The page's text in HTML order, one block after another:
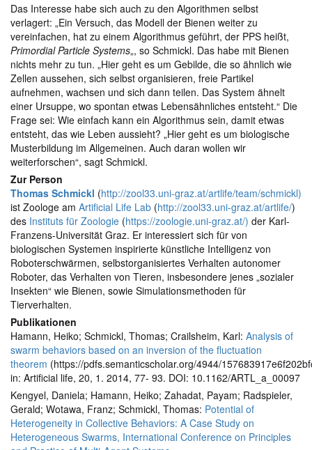
Das Interesse habe sich auch zu den Algorithmen selbst
verlagert: „Ein Versuch, das Modell der Bienen weiter zu
vereinfachen, hat zu einem Algorithmus geführt, der PPS heißt,
Primordial Particle Systems„, so Schmickl. Das habe mit Bienen
nichts mehr zu tun. „Hier geht es um Gebilde, die so ähnlich wie
Zellen aussehen, sich selbst organisieren, freie Partikel
aufnehmen, wachsen und sich dann teilen. Das System ähnelt
einer Ursuppe, wo spontan etwas Lebensähnliches entsteht.“ Die
Frage sei: Wie einfach kann ein Algorithmus sein, damit etwas
entsteht, das wie Leben aussieht? „Hier geht es um biologische
Musterbildung im Allgemeinen. Auch daran wollen wir
weiterforschen“, sagt Schmickl.
Zur Person
Thomas Schmickl (http://zool33.uni-graz.at/artlife/team/schmickl)
ist Zoologe am Artificial Life Lab (http://zool33.uni-graz.at/artlife/)
des Instituts für Zoologie (https://zoologie.uni-graz.at/) der Karl-
Franzens-Universität Graz. Er interessiert sich für von
biologischen Systemen inspirierte künstliche Intelligenz von
Roboterschwärmen, selbstorganisiertes Verhalten autonomer
Roboter, das Verhalten von Tieren, insbesondere jenes „sozialer
Insekten“ wie Bienen, sowie Simulationsmethoden für
Tierverhalten.
Publikationen
Hamann, Heiko; Schmickl, Thomas; Crailsheim, Karl: Analysis of
swarm behaviors based on an inversion of the fluctuation
theorem (https://pdfs.semanticscholar.org/4944/
in: Artificial life, 20, 1. 2014, 77- 93. DOI: 10.1162/ARTL_a_00097
Kengyel, Daniela; Hamann, Heiko; Zahadat, Payam; Radspieler,
Gerald; Wotawa, Franz; Schmickl, Thomas: Potential of
Heterogeneity in Collective Behaviors: A Case Study on
Heterogeneous Swarms, International Conference on Principles